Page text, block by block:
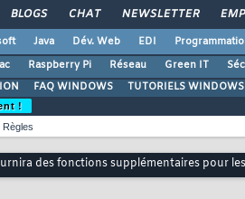
BLOGS CHAT NEWSLETTER
Java Dév. Web EDI
Raspberry Pi Réseau Green IT
FAQ WINDOWS TUTORIELS WINDOWS
!
Règles
des fonctions supplémentaires pour